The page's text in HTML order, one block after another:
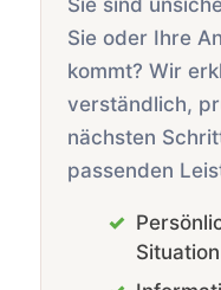
Sie oder Ihre
kommt? Wir
verständlich,
nächsten
passenden
Situation